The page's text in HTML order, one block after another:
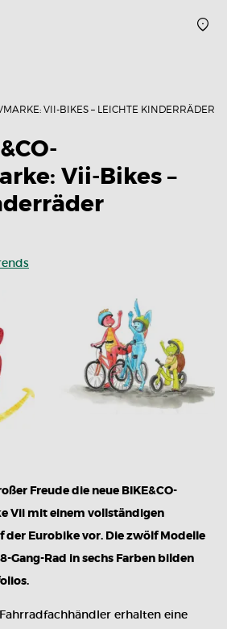
VII-BIKES – LEICHTE KINDERRÄDER
Vii-Bikes –
Freude die neue BIKE&CO-
Vii mit einem vollständigen
Eurobike vor. Die zwölf Modelle
Gang-Rad in sechs Farben bilden
erhalten eine